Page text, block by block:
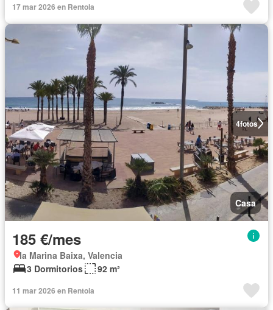
17 mar 2026 en Rentola
4fotos
Casa
185 €/mes
la Marina Baixa, Valencia
3 Dormitorios
92 m²
11 mar 2026 en Rentola